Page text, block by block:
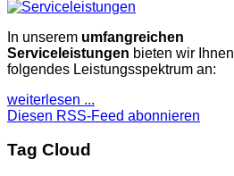
In unserem umfangreichen
Serviceleistungen bieten wir Ihnen
folgendes Leistungsspektrum an:
weiterlesen ...
Diesen RSS-Feed abonnieren
Tag Cloud